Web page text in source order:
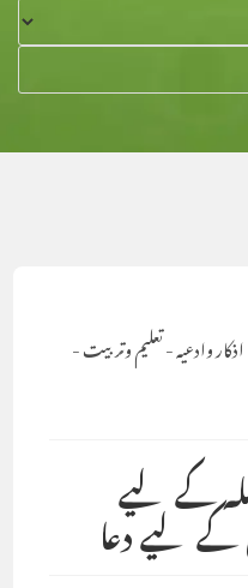
وادعیہ-تعلیم وتربیت-
کے لیے
لیے دعا